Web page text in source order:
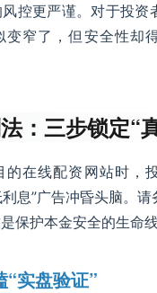
控更严谨。对于投资
变窄了，但安全性却
：三步锁定“
的在线配资网站时，
利息”广告冲昏头脑。
保护本金安全的生命线
实盘验证”